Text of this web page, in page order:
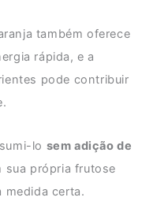
também oferece
rápida, e a
pode contribuir
lo sem adição de
sua própria frutose
medida certa.